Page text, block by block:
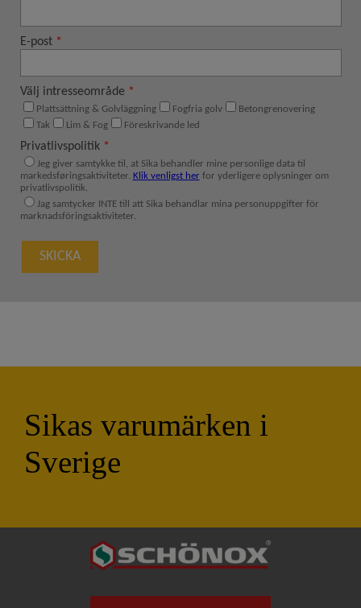
Sikas varumärken i
Sverige